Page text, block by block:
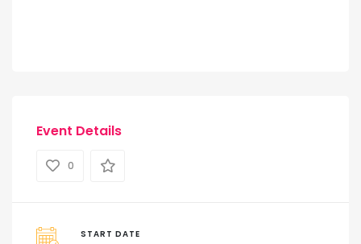
Event Details
0
START DATE